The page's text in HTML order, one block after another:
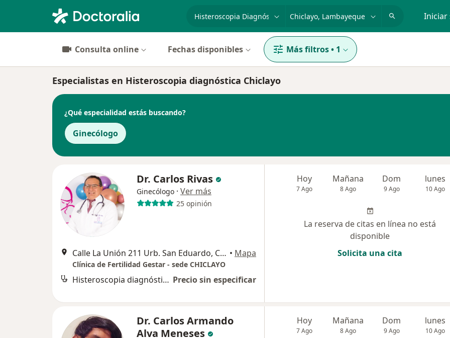
especialidad, enfermedad o nombre Iniciar
Consulta online Fechas disponibles Más filtros• 1
Especialistas en Histeroscopia diagnóstica Chiclayo
¿Qué especialidad estás buscando?
Ginecólogo
Dr. Carlos Rivas
Ginecólogo · Ver más
25 opinión
Calle La Unión 211 Urb. San Eduardo, Chiclayo • Mapa
Clínica de Fertilidad Gestar - sede CHICLAYO
Histeroscopia diagnóstica Precio sin especificar
Hoy
7 Ago
Mañana
8 Ago
Dom
9 Ago
lunes
10 Ago
La reserva de citas en línea no está
disponible
Solicita una cita
Dr. Carlos Armando
Alva Meneses
Hoy
7 Ago
Mañana
8 Ago
Dom
9 Ago
lunes
10 Ago